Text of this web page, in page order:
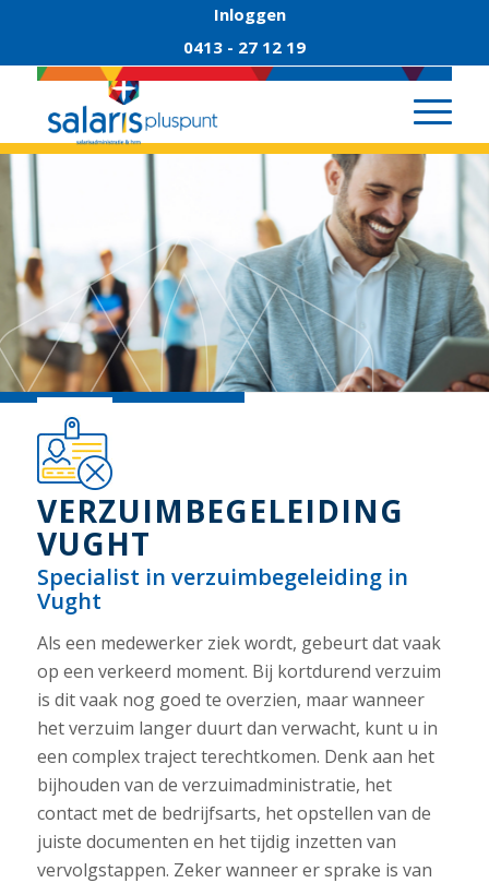
Inloggen
0413 - 27 12 19
VERZUIMBEGELEIDING
VUGHT
Specialist in verzuimbegeleiding in
Vught
Als een medewerker ziek wordt, gebeurt dat vaak
op een verkeerd moment. Bij kortdurend verzuim
is dit vaak nog goed te overzien, maar wanneer
het verzuim langer duurt dan verwacht, kunt u in
een complex traject terechtkomen. Denk aan het
bijhouden van de verzuimadministratie, het
contact met de bedrijfsarts, het opstellen van de
juiste documenten en het tijdig inzetten van
vervolgstappen. Zeker wanneer er sprake is van